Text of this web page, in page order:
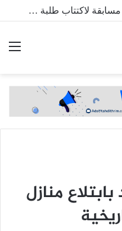
فرصة للشباب.. الجيش يطلق مسابقة لاكتتاب طلبة ضباط عاملين
منازل